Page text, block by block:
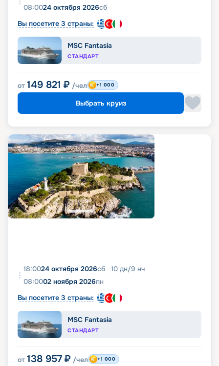
08:0024 октября 2026сб
Вы посетите 3 страны:
MSC Fantasia
СТАНДАРТ
от 149 821 ₽ /чел +1 000
Выбрать круиз
18:0024 октября 2026сб 10 дн/9 нч
08:0002 ноября 2026пн
Вы посетите 3 страны:
MSC Fantasia
СТАНДАРТ
от 138 957 ₽ /чел +1 000